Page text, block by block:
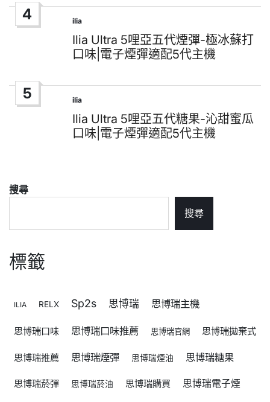
4
Posted
in
ilia
Ilia Ultra 5哩亞五代煙彈-極冰蘇打
口味|電子煙彈適配5代主機
5
Posted
in
ilia
Ilia Ultra 5哩亞五代糖果-沁甜蜜瓜
口味|電子煙彈適配5代主機
搜尋
搜尋
標籤
ILIA RELX Sp2s 思博瑞 思博瑞主機
思博瑞口味 思博瑞口味推薦 思博瑞官網 思博瑞拋棄式
思博瑞推薦 思博瑞煙彈 思博瑞煙油 思博瑞糖果
思博瑞菸彈 思博瑞菸油 思博瑞購買 思博瑞電子煙